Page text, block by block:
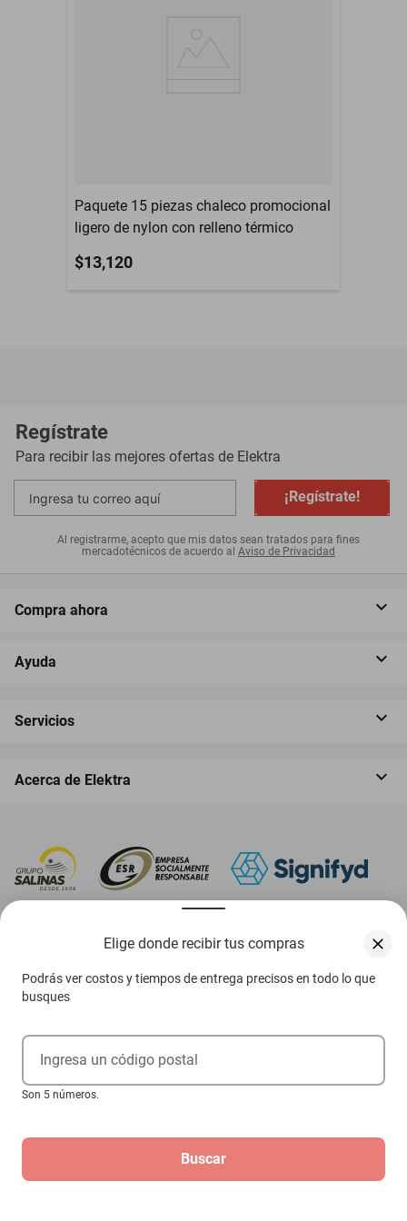
Elige donde recibir tus compras
Podrás ver costos y tiempos de entrega precisos en todo lo que
busques
Ingresa un código postal
Son 5 números.
Buscar
Paquete 15 piezas chaleco promocional
ligero de nylon con relleno térmico
$13,120
Regístrate
Para recibir las mejores ofertas de Elektra
¡Regístrate!
Al registrarme, acepto que mis datos sean tratados para fines
mercadotécnicos de acuerdo al Aviso de Privacidad
Compra ahora
Ayuda
Servicios
Acerca de Elektra
Ejerce tus derechos ARCO
Términos y condiciones
pueden diferir de las promociones publicadas en tienda.
navegadores